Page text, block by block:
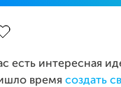
есть интересная
время создать